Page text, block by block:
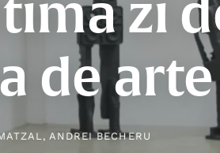
zi
de arte
,ANDREI BECHERU